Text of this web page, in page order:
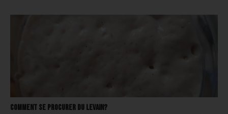
Comment se procurer du levain?